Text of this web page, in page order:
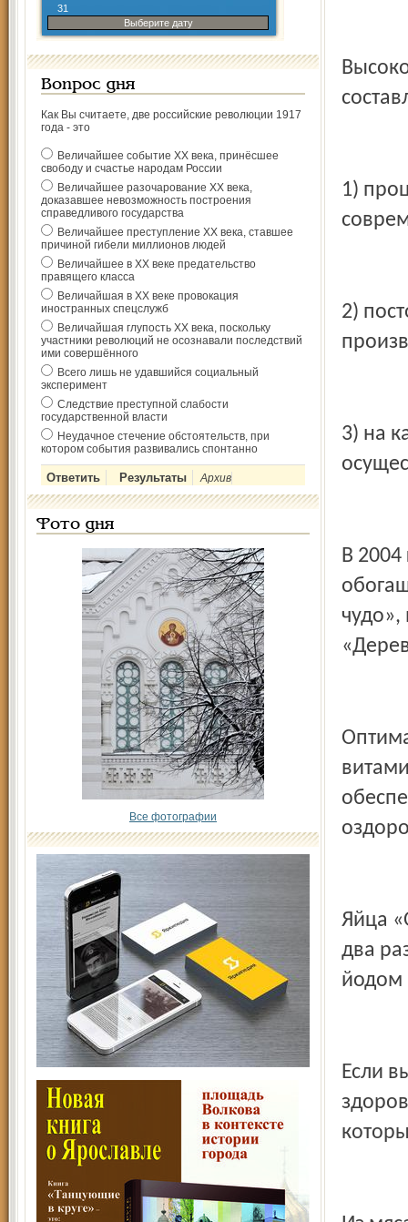
31
Выберите дату
Вопрос дня
Как Вы считаете, две российские революции 1917
года - это
Величайшее событие ХХ века, принёсшее
свободу и счастье народам России
Величайшее разочарование ХХ века,
доказавшее невозможность построения
справедливого государства
Величайшее преступление ХХ века, ставшее
причиной гибели миллионов людей
Величайшее в ХХ веке предательство
правящего класса
Величайшая в ХХ веке провокация
иностранных спецслужб
Величайшая глупость ХХ века, поскольку
участники революций не осознавали последствий
ими совершённого
Всего лишь не удавшийся социальный
эксперимент
Следствие преступной слабости
государственной власти
Неудачное стечение обстоятельств, при
котором события развивались спонтанно
Архив
Фото дня
Все фотографии
1)
2)
3) на
В 2004
Яйца
два
йодом
Если